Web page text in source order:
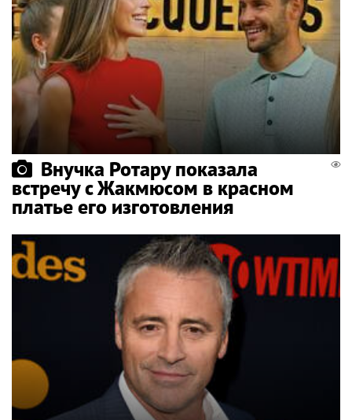
Внучка Ротару показала
встречу с Жакмюсом в красном
платье его изготовления